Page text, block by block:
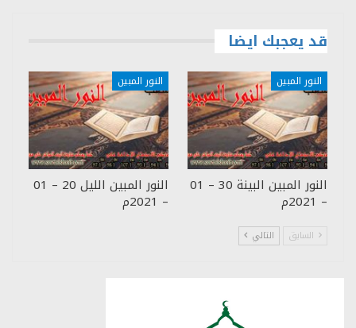
قد يعجبك ايضا
النور المبين
النور المبين البينة 30 – 01
– 2021م
النور المبين
النور المبين الليل 20 – 01
– 2021م
السابق التالي